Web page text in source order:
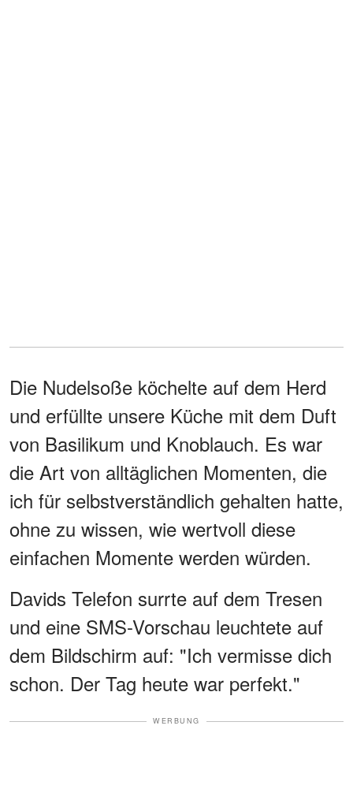
Die Nudelsoße köchelte auf dem Herd
und erfüllte unsere Küche mit dem Duft
von Basilikum und Knoblauch. Es war
die Art von alltäglichen Momenten, die
ich für selbstverständlich gehalten hatte,
ohne zu wissen, wie wertvoll diese
einfachen Momente werden würden.
Davids Telefon surrte auf dem Tresen
und eine SMS-Vorschau leuchtete auf
dem Bildschirm auf: "Ich vermisse dich
schon. Der Tag heute war perfekt."
WERBUNG